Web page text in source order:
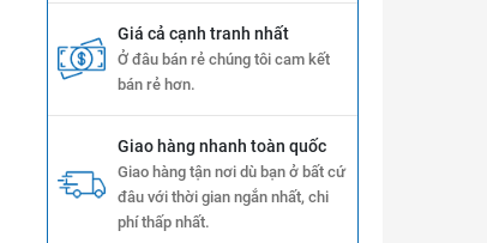
Giá cả cạnh tranh nhất
Ở đâu bán rẻ chúng tôi cam kết
bán rẻ hơn.
Giao hàng nhanh toàn quốc
Giao hàng tận nơi dù bạn ở bất cứ
đâu với thời gian ngắn nhất, chi
phí thấp nhất.